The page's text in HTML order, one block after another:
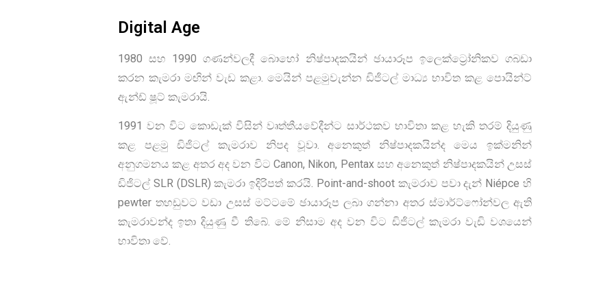
Digital Age
1980 සහ 1990 ගණන්වලදී බොහෝ නිෂ්පාදකයින් ඡායාරූප ඉලෙක්ට්‍රෝනිකව ගබඩා
කරන කැමරා මඟින් වැඩ කළා. මෙයින් පළමුවැන්න ඩිජිටල් මාධ්‍ය භාවිත කළ පොයින්ට්
ඇන්ඩ් ෂූට් කැමරායි.
1991 වන විට කොඩැක් විසින් වෘත්තීයවේදීන්ට සාර්ථකව භාවිතා කළ හැකි තරම් දියුණු
කළ පළමු ඩිජිටල් කැමරාව නිපද වූවා. අනෙකුත් නිෂ්පාදකයින්ද මෙය ඉක්මනින්
අනුගමනය කළ අතර අද වන විට Canon, Nikon, Pentax සහ අනෙකුත් නිෂ්පාදකයින් උසස්
ඩිජිටල් SLR (DSLR) කැමරා ඉදිරිපත් කරයි. Point-and-shoot කැමරාව පවා දැන් Niépce හි
pewter තහඩුවට වඩා උසස් මට්ටමේ ඡායාරූප ලබා ගන්නා අතර ස්මාර්ට්ෆෝන්වල ඇති
කැමරාවන්ද ඉතා දියුණු වී තිබේ. මේ නිසාම අද වන විට ඩිජිටල් කැමරා වැඩි වශයෙන්
භාවිතා වේ.